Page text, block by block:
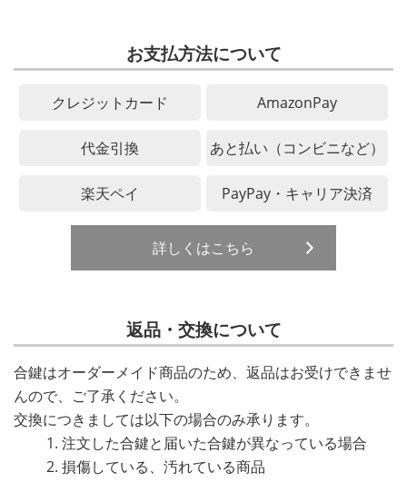
お支払方法について
クレジットカード AmazonPay
代金引換 あと払い（コンビニなど）
楽天ペイ PayPay・キャリア決済
詳しくはこちら
返品・交換について
合鍵はオーダーメイド商品のため、返品はお受けできませ
んので、ご了承ください。
交換につきましては以下の場合のみ承ります。
注文した合鍵と届いた合鍵が異なっている場合
損傷している、汚れている商品